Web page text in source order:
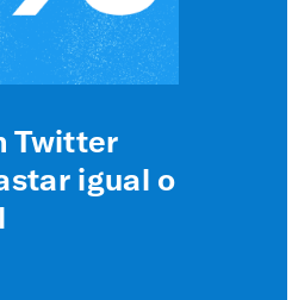
Twitter
igual o